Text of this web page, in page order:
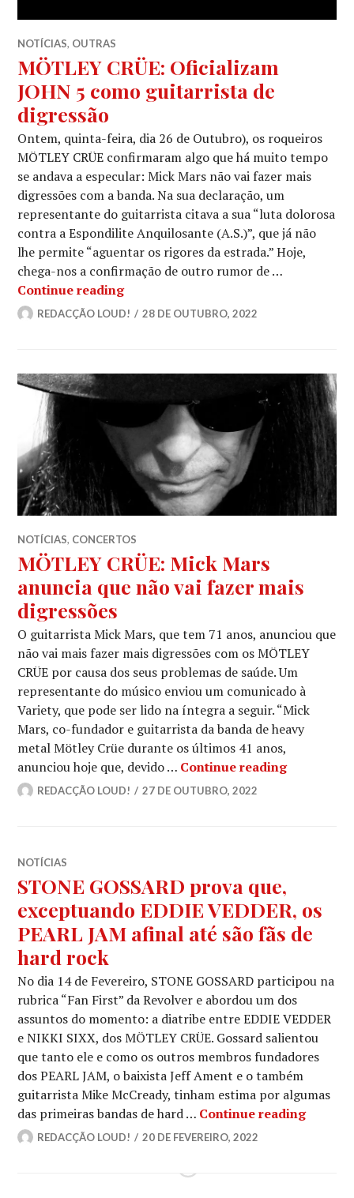
NOTÍCIAS, OUTRAS
MÖTLEY CRÜE: Oficializam
JOHN 5 como guitarrista de
digressão
Ontem, quinta-feira, dia 26 de Outubro), os roqueiros
MÖTLEY CRÜE confirmaram algo que há muito tempo
se andava a especular: Mick Mars não vai fazer mais
digressões com a banda. Na sua declaração, um
representante do guitarrista citava a sua “luta dolorosa
contra a Espondilite Anquilosante (A.S.)”, que já não
lhe permite “aguentar os rigores da estrada.” Hoje,
chega-nos a confirmação de outro rumor de …
Continue readingMÖTLEY CRÜE: Oficializam JOHN
REDACÇÃO LOUD! 28 DE OUTUBRO, 2022
NOTÍCIAS, CONCERTOS
MÖTLEY CRÜE: Mick Mars
anuncia que não vai fazer mais
digressões
O guitarrista Mick Mars, que tem 71 anos, anunciou que
não vai mais fazer mais digressões com os MÖTLEY
CRÜE por causa dos seus problemas de saúde. Um
representante do músico enviou um comunicado à
Variety, que pode ser lido na íntegra a seguir. “Mick
Mars, co-fundador e guitarrista da banda de heavy
metal Mötley Crüe durante os últimos 41 anos,
anunciou hoje que, devido … Continue readingMÖTLEY
REDACÇÃO LOUD! 27 DE OUTUBRO, 2022
NOTÍCIAS
STONE GOSSARD prova que,
exceptuando EDDIE VEDDER, os
PEARL JAM afinal até são fãs de
hard rock
No dia 14 de Fevereiro, STONE GOSSARD participou na
rubrica “Fan First” da Revolver e abordou um dos
assuntos do momento: a diatribe entre EDDIE VEDDER
e NIKKI SIXX, dos MÖTLEY CRÜE. Gossard salientou
que tanto ele e como os outros membros fundadores
dos PEARL JAM, o baixista Jeff Ament e o também
guitarrista Mike McCready, tinham estima por algumas
das primeiras bandas de hard … Continue reading
REDACÇÃO LOUD! 20 DE FEVEREIRO, 2022